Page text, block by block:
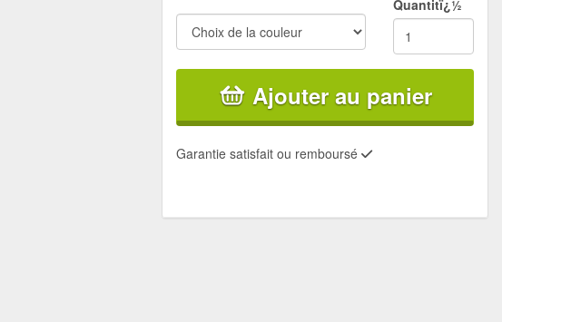
Quantitï¿½
Ajouter au panier
Garantie satisfait ou remboursé